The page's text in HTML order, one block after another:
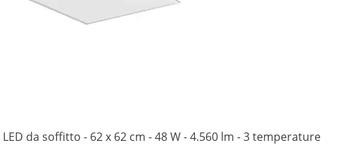
da soffitto - 62 x 62 cm - 48 W - 4.560 lm - 3 temperature